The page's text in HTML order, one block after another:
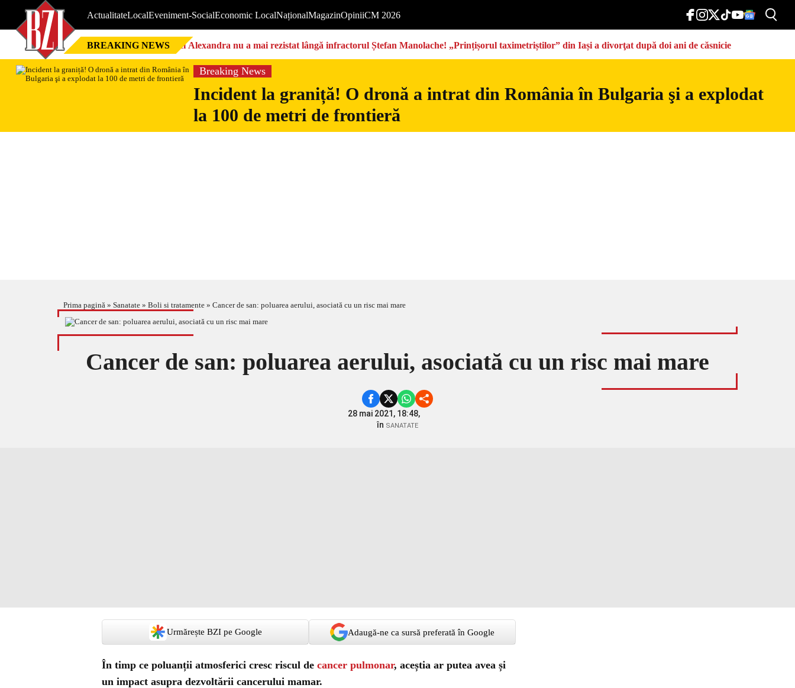
ActualitateLocalEveniment-SocialEconomic LocalNaționalMagazinOpiniiCM 2026
BREAKING NEWS Nici Alexandra nu a mai rezistat lângă infractorul Ștefan Manolache! „Prințișorul taximetriștilor” din Iași a divorţat după doi ani de căsnicie
Breaking News
Incident la graniță! O dronă a intrat din România în Bulgaria şi a explodat
la 100 de metri de frontieră
Prima pagină » Sanatate » Boli si tratamente » Cancer de san: poluarea aerului, asociată cu un risc mai mare
Cancer de san: poluarea aerului, asociată cu un risc mai mare
28 mai 2021, 18:48,
în SANATATE
Urmărește BZI pe Google Adaugă-ne ca sursă preferată în Google
În timp ce poluanții atmosferici cresc riscul de cancer pulmonar, aceștia ar putea avea și
un impact asupra dezvoltării cancerului mamar.